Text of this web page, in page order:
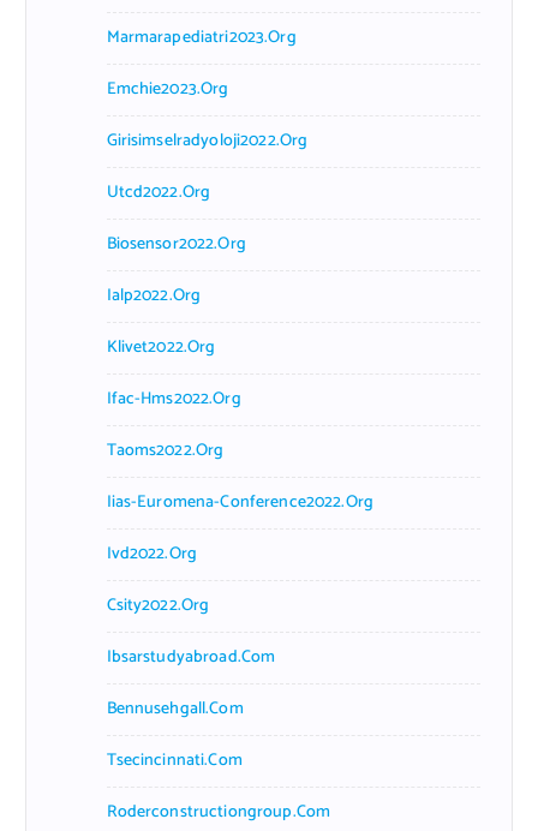
Marmarapediatri2023.org
Emchie2023.org
Girisimselradyoloji2022.org
Utcd2022.org
Biosensor2022.org
Ialp2022.org
Klivet2022.org
Ifac-Hms2022.org
Taoms2022.org
Iias-Euromena-Conference2022.org
Ivd2022.org
Csity2022.org
Ibsarstudyabroad.com
Bennusehgall.com
Tsecincinnati.com
Roderconstructiongroup.com